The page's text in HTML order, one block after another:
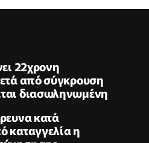
22χρονη
από σύγκρουση
διασωληνωμένη
κατά
καταγγελία η